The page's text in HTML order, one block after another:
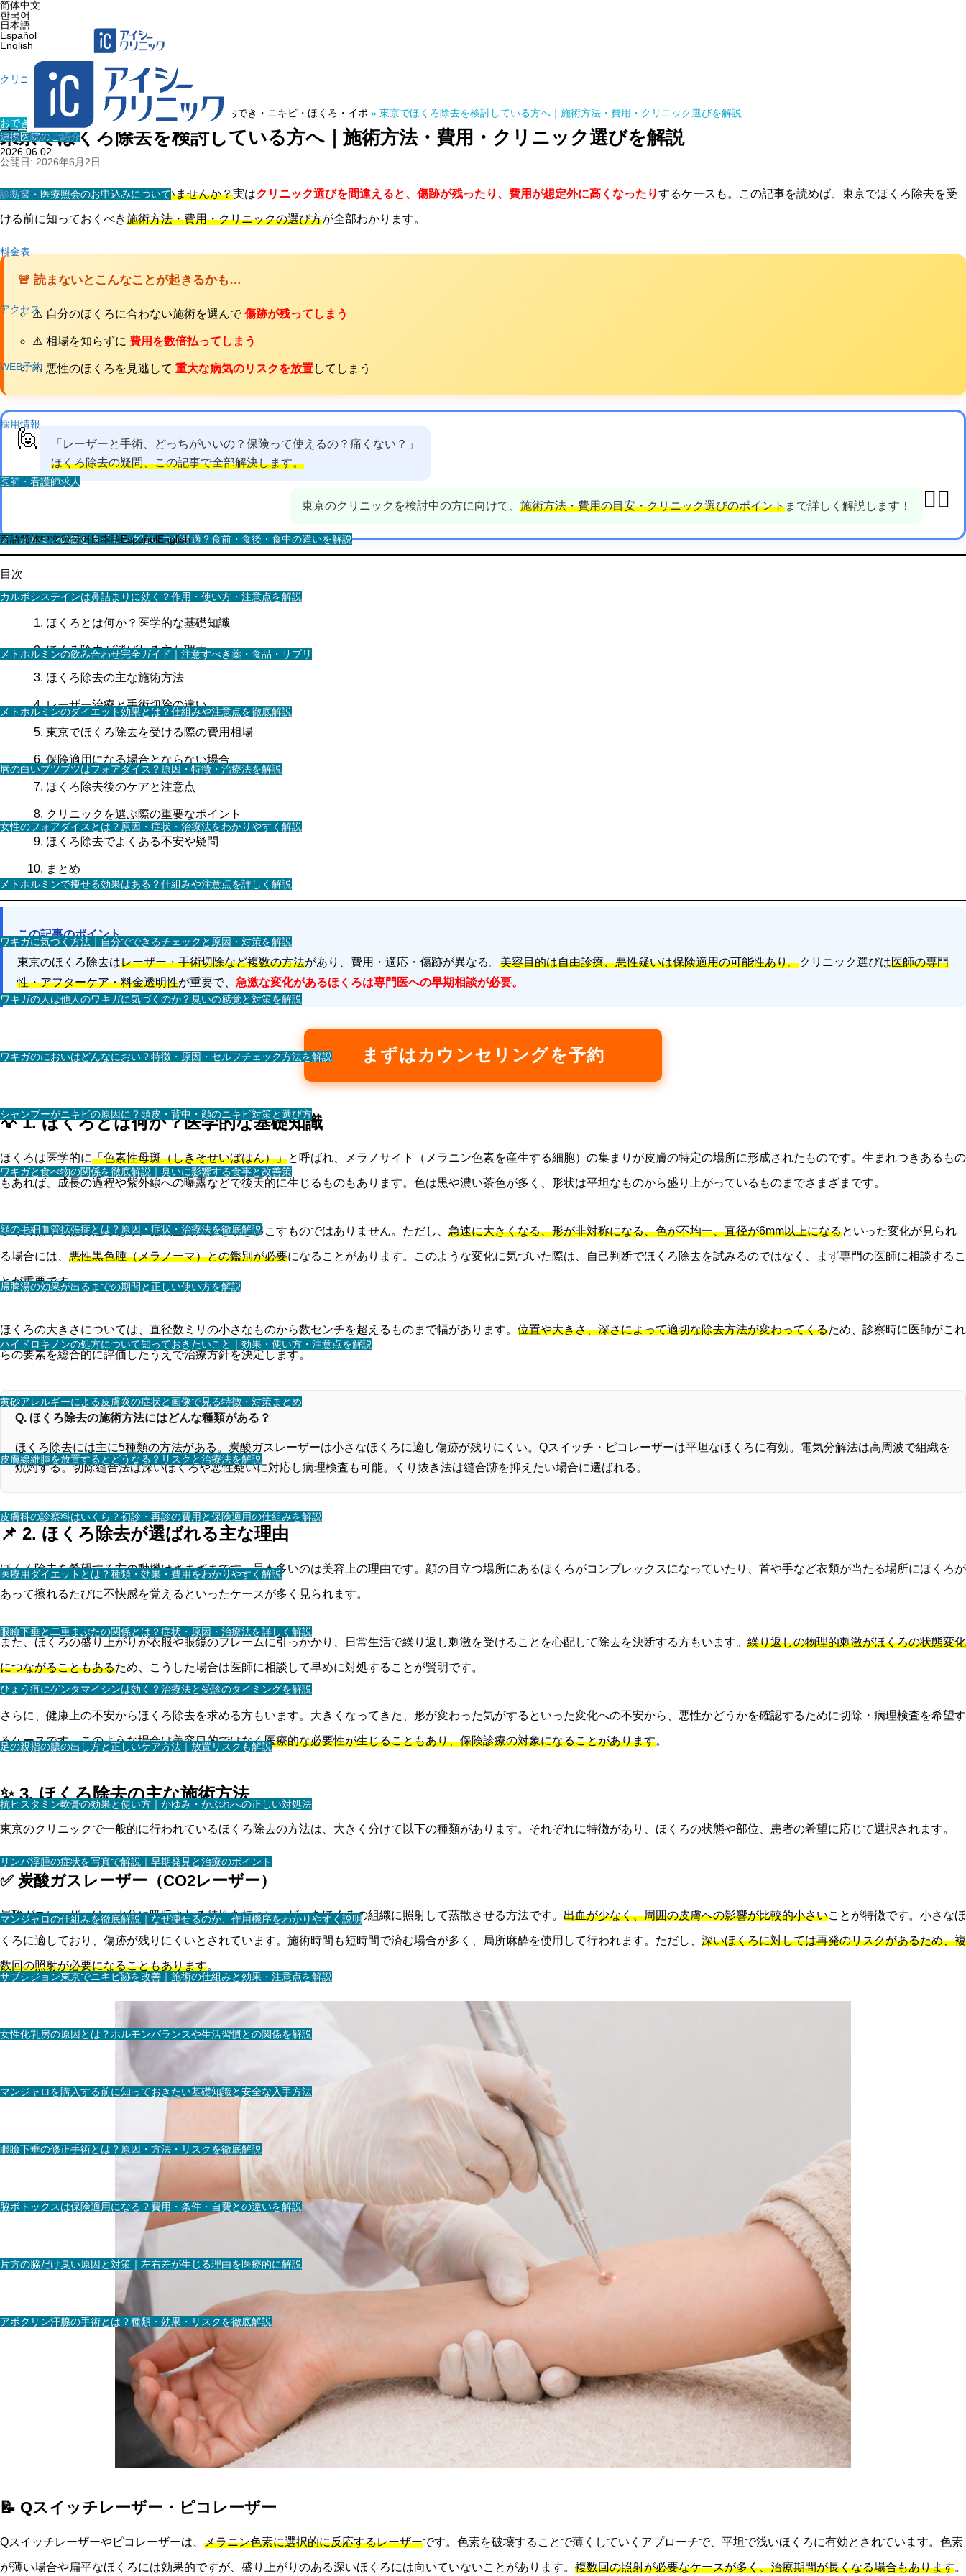
简体中文
한국어
日本語
Español
English
クリニック紹介
連携医院のご紹介
診断書・医療照会のお申込みについて
院長・医師の紹介
診療内容
料金表
アクセス
WEB予約
採用情報
医師・看護師求人
スタッフ求人
その他
メトホルミンの飲むタイミングはいつが最適？食前・食後・食中の違いを解説
カルボシステインは鼻詰まりに効く？作用・使い方・注意点を解説
メトホルミンの飲み合わせ完全ガイド｜注意すべき薬・食品・サプリ
メトホルミンのダイエット効果とは？仕組みや注意点を徹底解説
唇の白いブツブツはフォアダイス？原因・特徴・治療法を解説
女性のフォアダイスとは？原因・症状・治療法をわかりやすく解説
メトホルミンで痩せる効果はある？仕組みや注意点を詳しく解説
ワキガに気づく方法｜自分でできるチェックと原因・対策を解説
ワキガの人は他人のワキガに気づくのか？臭いの感覚と対策を解説
ワキガのにおいはどんなにおい？特徴・原因・セルフチェック方法を解説
シャンプーがニキビの原因に？頭皮・背中・顔のニキビ対策と選び方
ワキガと食べ物の関係を徹底解説｜臭いに影響する食事と改善策
顔の毛細血管拡張症とは？原因・症状・治療法を徹底解説
帰脾湯の効果が出るまでの期間と正しい使い方を解説
ハイドロキノンの処方について知っておきたいこと｜効果・使い方・注意点を解説
黄砂アレルギーによる皮膚炎の症状と画像で見る特徴・対策まとめ
皮膚線維腫を放置するとどうなる？リスクと治療法を解説
皮膚科の診察料はいくら？初診・再診の費用と保険適用の仕組みを解説
医療用ダイエットとは？種類・効果・費用をわかりやすく解説
眼瞼下垂と二重まぶたの関係とは？症状・原因・治療法を詳しく解説
ひょう疽にゲンタマイシンは効く？治療法と受診のタイミングを解説
足の親指の膿の出し方と正しいケア方法｜放置リスクも解説
抗ヒスタミン軟膏の効果と使い方｜かゆみ・かぶれへの正しい対処法
リンパ浮腫の症状を写真で解説｜早期発見と治療のポイント
マンジャロの仕組みを徹底解説｜なぜ痩せるのか、作用機序をわかりやすく説明
サブシジョン東京でニキビ跡を改善｜施術の仕組みと効果・注意点を解説
女性化乳房の原因とは？ホルモンバランスや生活習慣との関係を解説
マンジャロを購入する前に知っておきたい基礎知識と安全な入手方法
眼瞼下垂の修正手術とは？原因・方法・リスクを徹底解説
脇ボトックスは保険適用になる？費用・条件・自費との違いを解説
片方の脇だけ臭い原因と対策｜左右差が生じる理由を医療的に解説
アポクリン汗腺の手術とは？種類・効果・リスクを徹底解説
言語简体中文한국어日本語EspañolEnglish
ホーム 医療コラム » おでき・ニキビ・ほくろ・イボ » 東京でほくろ除去を検討している方へ｜施術方法・費用・クリニック選びを解説
おでき・ニキビ・ほくろ・イボ
東京でほくろ除去を検討している方へ｜施術方法・費用・クリニック選びを解説
2026.06.02
公開日: 2026年6月2日
💡顔や体のほくろ、気になっていませんか？実はクリニック選びを間違えると、傷跡が残ったり、費用が想定外に高くなったりするケースも。この記事を読めば、東京でほくろ除去を受
ける前に知っておくべき施術方法・費用・クリニックの選び方が全部わかります。
🚨 読まないとこんなことが起きるかも…
⚠️ 自分のほくろに合わない施術を選んで傷跡が残ってしまう
⚠️ 相場を知らずに 費用を数倍払ってしまう
⚠️ 悪性のほくろを見逃して 重大な病気のリスクを放置してしまう
🙋
「レーザーと手術、どっちがいいの？保険って使えるの？痛くない？」
ほくろ除去の疑問、この記事で全部解決します。
👨‍⚕️
東京のクリニックを検討中の方に向けて、 施術方法・費用の目安・クリニック選びのポイントまで詳しく解説します！
目次
ほくろとは何か？医学的な基礎知識
ほくろ除去が選ばれる主な理由
ほくろ除去の主な施術方法
レーザー治療と手術切除の違い
東京でほくろ除去を受ける際の費用相場
保険適用になる場合とならない場合
ほくろ除去後のケアと注意点
クリニックを選ぶ際の重要なポイント
ほくろ除去でよくある不安や疑問
まとめ
この記事のポイント
東京のほくろ除去はレーザー・手術切除など複数の方法があり、費用・適応・傷跡が異なる。 美容目的は自由診療、悪性疑いは保険適用の可能性あり。クリニック選びは医師の専門
性・アフターケア・料金透明性が重要で、 急激な変化があるほくろは専門医への早期相談が必要。
まずはカウンセリングを予約
💡 1. ほくろとは何か？医学的な基礎知識
ほくろは医学的に「色素性母斑（しきそせいぼはん）」と呼ばれ、メラノサイト（メラニン色素を産生する細胞）の集まりが皮膚の特定の場所に形成されたものです。生まれつきあるもの
もあれば、成長の過程や紫外線への曝露などで後天的に生じるものもあります。色は黒や濃い茶色が多く、形状は平坦なものから盛り上がっているものまでさまざまです。
多くのほくろは良性であり、健康上の問題を引き起こすものではありません。ただし、 急速に大きくなる、形が非対称になる、色が不均一、直径が6mm以上になるといった変化が見られ
る場合には、 悪性黒色腫（メラノーマ）との鑑別が必要になることがあります。このような変化に気づいた際は、自己判断でほくろ除去を試みるのではなく、まず専門の医師に相談するこ
とが重要です。
ほくろの大きさについては、直径数ミリの小さなものから数センチを超えるものまで幅があります。 位置や大きさ、深さによって適切な除去方法が変わってくるため、診察時に医師がこれ
らの要素を総合的に評価したうえで治療方針を決定します。
Q. ほくろ除去の施術方法にはどんな種類がある？
ほくろ除去には主に5種類の方法がある。炭酸ガスレーザーは小さなほくろに適し傷跡が残りにくい。Qスイッチ・ピコレーザーは平坦なほくろに有効。電気分解法は高周波で組織を
焼灼する。切除縫合法は深いほくろや悪性疑いに対応し病理検査も可能。くり抜き法は縫合跡を抑えたい場合に選ばれる。
📌 2. ほくろ除去が選ばれる主な理由
ほくろ除去を希望する方の動機はさまざまです。最も多いのは美容上の理由です。顔の目立つ場所にあるほくろがコンプレックスになっていたり、首や手など衣類が当たる場所にほくろが
あって擦れるたびに不快感を覚えるといったケースが多く見られます。
また、ほくろの盛り上がりが衣服や眼鏡のフレームに引っかかり、日常生活で繰り返し刺激を受けることを心配して除去を決断する方もいます。 繰り返しの物理的刺激がほくろの状態変化
につながることもあるため、こうした場合は医師に相談して早めに対処することが賢明です。
さらに、健康上の不安からほくろ除去を求める方もいます。大きくなってきた、形が変わった気がするといった変化への不安から、悪性かどうかを確認するために切除・病理検査を希望す
るケースです。このような場合は美容目的ではなく医療的な必要性が生じることもあり、保険診療の対象になることがあります。
✨ 3. ほくろ除去の主な施術方法
東京のクリニックで一般的に行われているほくろ除去の方法は、大きく分けて以下の種類があります。それぞれに特徴があり、ほくろの状態や部位、患者の希望に応じて選択されます。
✅ 炭酸ガスレーザー（CO2レーザー）
炭酸ガスレーザーは、水分に吸収される特性を持つレーザーをほくろの組織に照射して蒸散させる方法です。 出血が少なく、周囲の皮膚への影響が比較的小さいことが特徴です。小さなほ
くろに適しており、傷跡が残りにくいとされています。施術時間も短時間で済む場合が多く、局所麻酔を使用して行われます。ただし、 深いほくろに対しては再発のリスクがあるため、複
数回の照射が必要になることもあります。
📝 Qスイッチレーザー・ピコレーザー
Qスイッチレーザーやピコレーザーは、 メラニン色素に選択的に反応するレーザーです。色素を破壊することで薄くしていくアプローチで、平坦で浅いほくろに有効とされています。色素
が薄い場合や扁平なほくろには効果的ですが、盛り上がりのある深いほくろには向いていないことがあります。 複数回の照射が必要なケースが多く、治療期間が長くなる場合もあります。